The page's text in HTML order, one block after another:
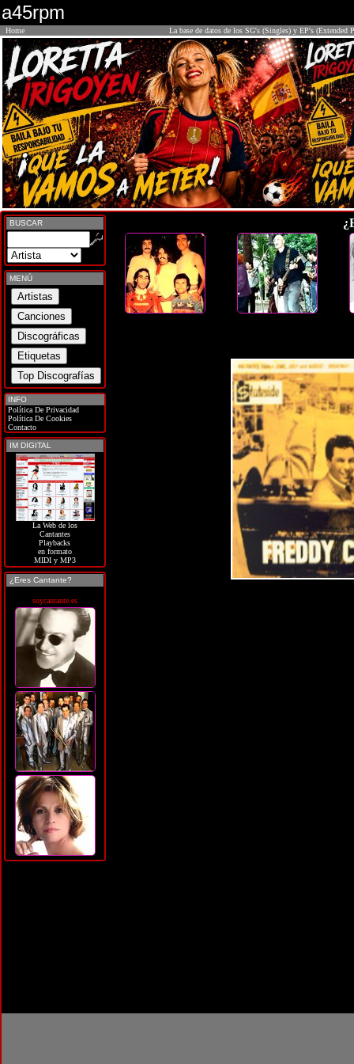
a45rpm
Home La base de datos de los SG's (Singles) y EP's (Extended
BUSCAR
MENÚ
INFO
Política De Privacidad
Política De Cookies
Contacto
IM DIGITAL
La Web de los
Cantantes
Playbacks
en formato
MIDI y MP3
¿Eres Cantante?
soycantante.es